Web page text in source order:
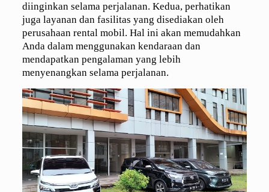
diinginkan selama perjalanan. Kedua, perhatikan
juga layanan dan fasilitas yang disediakan oleh
perusahaan rental mobil. Hal ini akan memudahkan
Anda dalam menggunakan kendaraan dan
mendapatkan pengalaman yang lebih
menyenangkan selama perjalanan.